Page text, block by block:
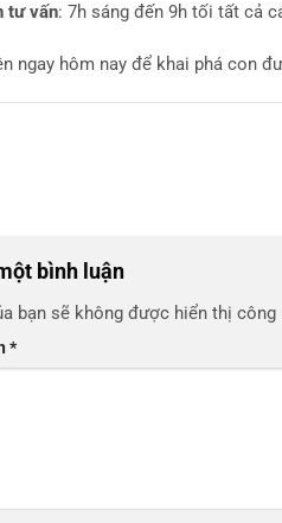
tư vấn: 7h sáng đến 9h tối tất cả
ngay hôm nay để khai phá con
bình luận
bạn sẽ không được hiển thị công
*